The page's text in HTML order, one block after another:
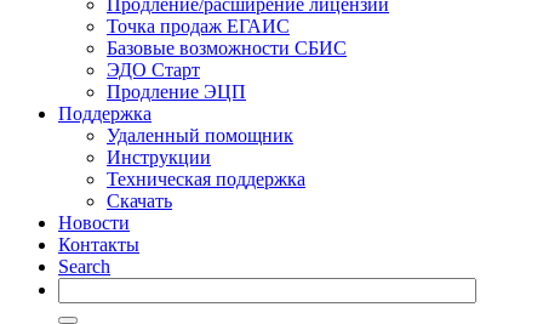
Продление/расширение лицензии
Точка продаж ЕГАИС
Базовые возможности СБИС
ЭДО Старт
Продление ЭЦП
Поддержка
Удаленный помощник
Инструкции
Техническая поддержка
Скачать
Новости
Контакты
Search